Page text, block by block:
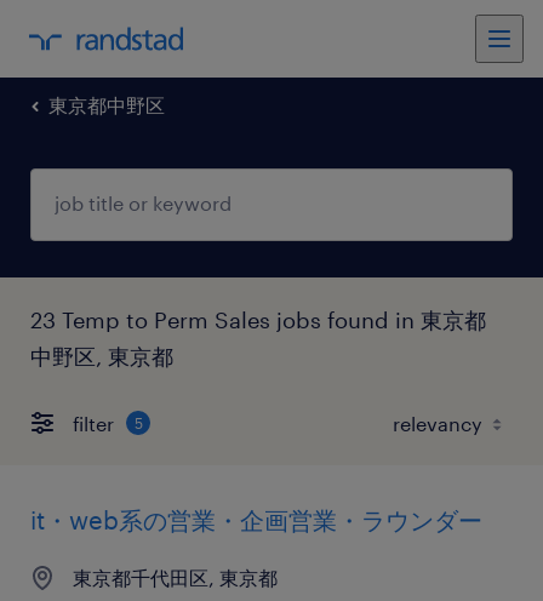
東京都中野区
23 Temp to Perm Sales jobs found in 東京都
中野区, 東京都
filter 5
it・web系の営業・企画営業・ラウンダー
東京都千代田区, 東京都